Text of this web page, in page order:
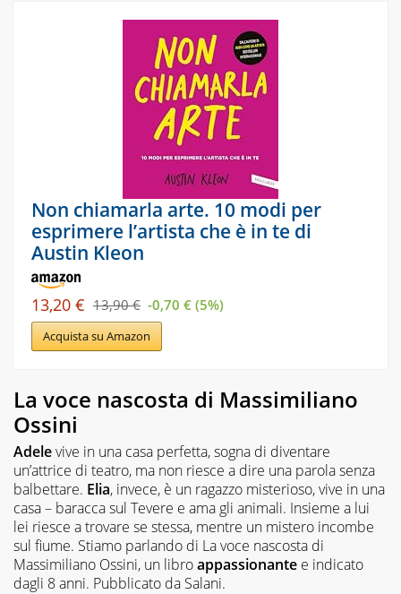
Non chiamarla arte. 10 modi per
esprimere l’artista che è in te di
Austin Kleon
13,20 € 13,90 € -0,70 € (5%)
Acquista su Amazon
La voce nascosta di Massimiliano
Ossini
Adelevive in una casa perfetta, sogna di diventare
un’attrice di teatro, ma non riesce a dire una parola senza
balbettare. Elia, invece, è un ragazzo misterioso, vive in una
casa – baracca sul Tevere e ama gli animali. Insieme a lui
lei riesce a trovare se stessa, mentre un mistero incombe
sul fiume. Stiamo parlando di La voce nascosta di
Massimiliano Ossini, un libroappassionante e indicato
dagli 8 anni. Pubblicato da Salani.